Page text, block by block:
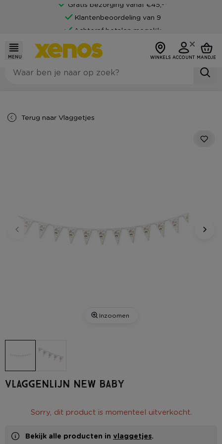
Gratis bezorging vanaf €45,-*
Klantenbeoordeling van 9
Achteraf betalen mogelijk
MENU WINKELS ACCOUNT MANDJE
Terug naar Vlaggetjes
Inzoomen
Vlaggenlijn new baby
Sorry, dit product is momenteel uitverkocht.
Bekijk alle producten in vlaggetjes.